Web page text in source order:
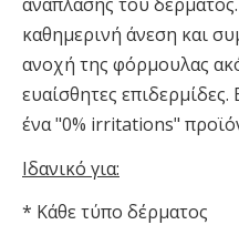
καθημερινή άνεση και
ανοχή της φόρμουλας
ευαίσθητες επιδερμίδες.
ένα "0% irritations"
Ιδανικό για:
* Κάθε τύπο δέρματος